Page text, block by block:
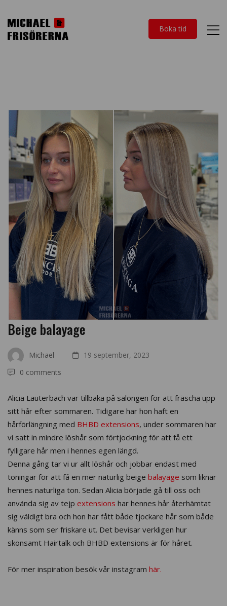
Boka tid
Beige balayage
Michael
19 september, 2023
0 comments
Alicia Lauterbach var tillbaka på salongen för att fräscha upp
sitt hår efter sommaren. Tidigare har hon haft en
hårförlängning med BHBD extensions, under sommaren har
vi satt in mindre löshår som förtjockning för att få ett
fylligare hår men i hennes egen längd.
Denna gång tar vi ur allt löshår och jobbar endast med
toningar för att få en mer naturlig beige balayage som liknar
hennes naturliga ton. Sedan Alicia började gå till oss och
använda sig av tejp extensions har hennes hår återhämtat
sig väldigt bra och hon har fått både tjockare hår som både
känns som ser friskare ut. Det bevisar verkligen hur
skonsamt Hairtalk och BHBD extensions är för håret.
För mer inspiration besök vår instagram här.